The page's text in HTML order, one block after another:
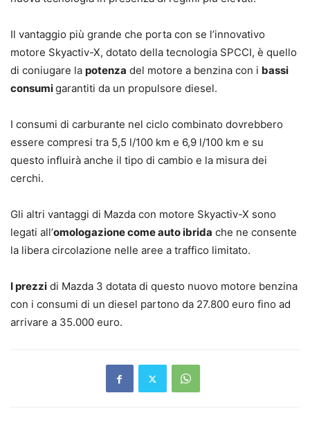
Il vantaggio più grande che porta con se l’innovativo
motore Skyactiv-X, dotato della tecnologia SPCCI, è quello
di coniugare la potenza del motore a benzina con i bassi
consumigarantiti da un propulsore diesel.
I consumi di carburante nel ciclo combinato dovrebbero
essere compresi tra 5,5 l/100 km e 6,9 l/100 km e su
questo influirà anche il tipo di cambio e la misura dei
cerchi.
Gli altri vantaggi di Mazda con motore Skyactiv-X sono
legati all’omologazione come auto ibrida che ne consente
la libera circolazione nelle aree a traffico limitato.
I prezzi di Mazda 3 dotata di questo nuovo motore benzina
con i consumi di un diesel partono da 27.800 euro fino ad
arrivare a 35.000 euro.